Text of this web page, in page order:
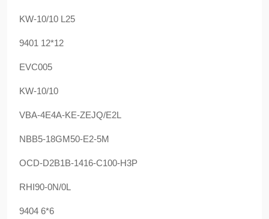
KW-10/10 L25
9401 12*12
EVC005
KW-10/10
VBA-4E4A-KE-ZEJQ/E2L
NBB5-18GM50-E2-5M
OCD-D2B1B-1416-C100-H3P
RHI90-0N/0L
9404 6*6